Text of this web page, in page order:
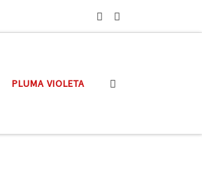
PLUMA VIOLETA